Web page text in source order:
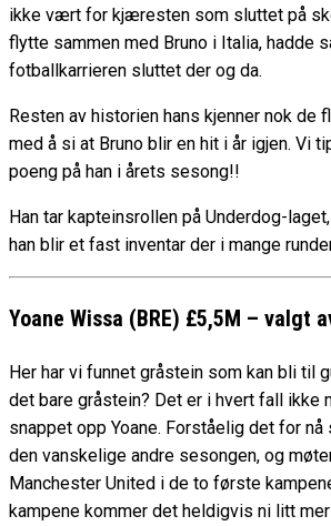
ikke vært for kjæresten som sluttet på
flytte sammen med Bruno i Italia, hadde
fotballkarrieren sluttet der og da.
Resten av historien hans kjenner nok de
med å si at Bruno blir en hit i år igjen. Vi
poeng på han i årets sesong!!
Han tar kapteinsrollen på Underdog-
han blir et fast inventar der i mange
Yoane Wissa (BRE) £5,5M – valgt
Her har vi funnet gråstein som kan bli til
det bare gråstein? Det er i hvert fall ikke
snappet opp Yoane. Forståelig det for
den vanskelige andre sesongen, og
Manchester United i de to første
kampene kommer det heldigvis ni litt